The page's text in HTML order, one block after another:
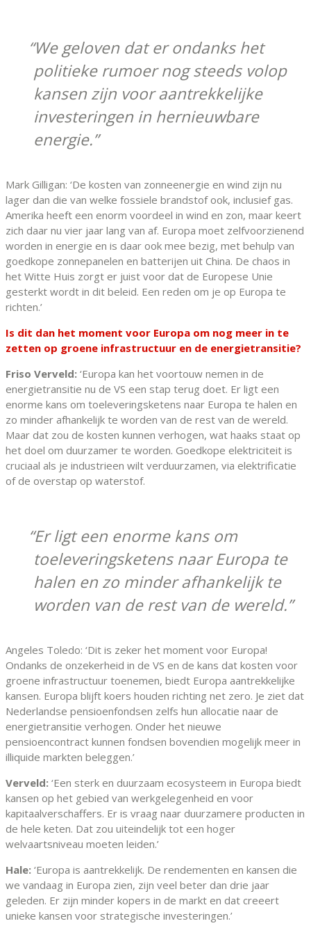
We geloven dat er ondanks het
politieke rumoer nog steeds volop
kansen zijn voor aantrekkelijke
investeringen in hernieuwbare
energie.
Mark Gilligan: ‘De kosten van zonneenergie en wind zijn nu
lager dan die van welke fossiele brandstof ook, inclusief gas.
Amerika heeft een enorm voordeel in wind en zon, maar keert
zich daar nu vier jaar lang van af. Europa moet zelfvoorzienend
worden in energie en is daar ook mee bezig, met behulp van
goedkope zonnepanelen en batterijen uit China. De chaos in
het Witte Huis zorgt er juist voor dat de Europese Unie
gesterkt wordt in dit beleid. Een reden om je op Europa te
richten.’
Is dit dan het moment voor Europa om nog meer in te
zetten op groene infrastructuur en de energietransitie?
Friso Verveld: ‘Europa kan het voortouw nemen in de
energietransitie nu de VS een stap terug doet. Er ligt een
enorme kans om toeleveringsketens naar Europa te halen en
zo minder afhankelijk te worden van de rest van de wereld.
Maar dat zou de kosten kunnen verhogen, wat haaks staat op
het doel om duurzamer te worden. Goedkope elektriciteit is
cruciaal als je industrieen wilt verduurzamen, via elektrificatie
of de overstap op waterstof.
Er ligt een enorme kans om
toeleveringsketens naar Europa te
halen en zo minder afhankelijk te
worden van de rest van de wereld.
Angeles Toledo: ‘Dit is zeker het moment voor Europa!
Ondanks de onzekerheid in de VS en de kans dat kosten voor
groene infrastructuur toenemen, biedt Europa aantrekkelijke
kansen. Europa blijft koers houden richting net zero. Je ziet dat
Nederlandse pensioenfondsen zelfs hun allocatie naar de
energietransitie verhogen. Onder het nieuwe
pensioencontract kunnen fondsen bovendien mogelijk meer in
illiquide markten beleggen.’
Verveld: ‘Een sterk en duurzaam ecosysteem in Europa biedt
kansen op het gebied van werkgelegenheid en voor
kapitaalverschaffers. Er is vraag naar duurzamere producten in
de hele keten. Dat zou uiteindelijk tot een hoger
welvaartsniveau moeten leiden.’
Hale: ‘Europa is aantrekkelijk. De rendementen en kansen die
we vandaag in Europa zien, zijn veel beter dan drie jaar
geleden. Er zijn minder kopers in de markt en dat creeert
unieke kansen voor strategische investeringen.’